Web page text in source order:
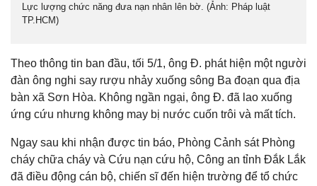
Lực lượng chức năng đưa nạn nhân lên bờ. (Ảnh: Pháp luật
TP.HCM)
Theo thông tin ban đầu, tối 5/1, ông Đ. phát hiện một người
đàn ông nghi say rượu nhảy xuống sông Ba đoạn qua địa
bàn xã Sơn Hòa. Không ngần ngại, ông Đ. đã lao xuống
ứng cứu nhưng không may bị nước cuốn trôi và mất tích.
Ngay sau khi nhận được tin báo, Phòng Cảnh sát Phòng
cháy chữa cháy và Cứu nạn cứu hộ, Công an tỉnh Đắk Lắk
đã điều động cán bộ, chiến sĩ đến hiện trường để tổ chức